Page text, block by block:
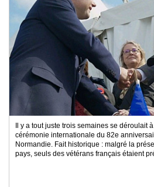
Il y a tout juste trois semaines se déroulait
cérémonie internationale du 82e
Normandie. Fait historique : malgré la
pays, seuls des vétérans français étaient